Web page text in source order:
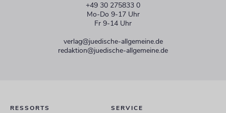
+49 30 275833 0
Mo-Do 9-17 Uhr
Fr 9-14 Uhr
verlag@juedische-allgemeine.de
redaktion@juedische-allgemeine.de
RESSORTS SERVICE